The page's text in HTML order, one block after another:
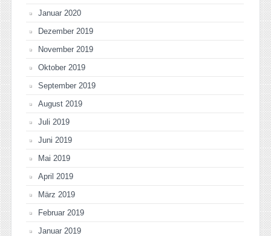
Januar 2020
Dezember 2019
November 2019
Oktober 2019
September 2019
August 2019
Juli 2019
Juni 2019
Mai 2019
April 2019
März 2019
Februar 2019
Januar 2019